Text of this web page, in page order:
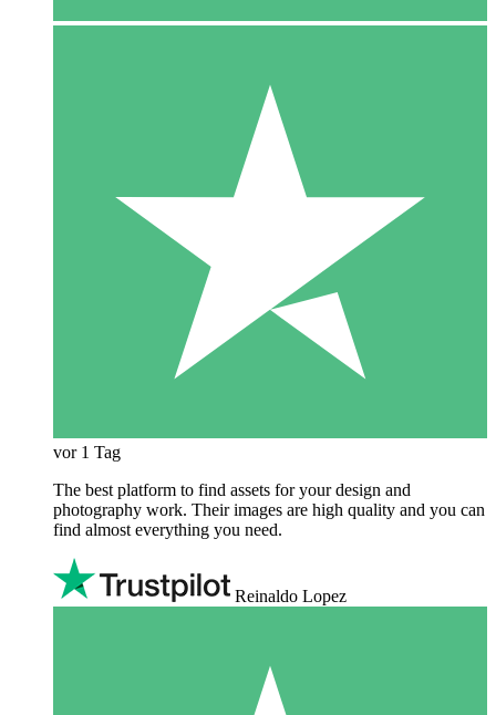
vor 1 Tag
The best platform to find assets for your design and
photography work. Their images are high quality and you can
find almost everything you need.
Reinaldo Lopez